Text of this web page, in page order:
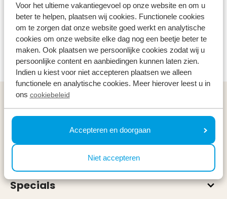
Voor het ultieme vakantiegevoel op onze website en om u
beter te helpen, plaatsen wij cookies. Functionele cookies
om te zorgen dat onze website goed werkt en analytische
cookies om onze website elke dag nog een beetje beter te
maken. Ook plaatsen we persoonlijke cookies zodat wij u
persoonlijke content en aanbiedingen kunnen laten zien.
Indien u kiest voor niet accepteren plaatsen we alleen
functionele en analytische cookies. Meer hierover leest u in
ons cookiebeleid
Accepteren en doorgaan
Niet accepteren
praal waarin meer dan 30 culturen
vertegenwoordigd zijn. Beleef ook het zwoele
zomercarnaval in Rotterdam en overnacht bij Parc
de IJsselhoeve.
Algemeen
Service & contact
Specials